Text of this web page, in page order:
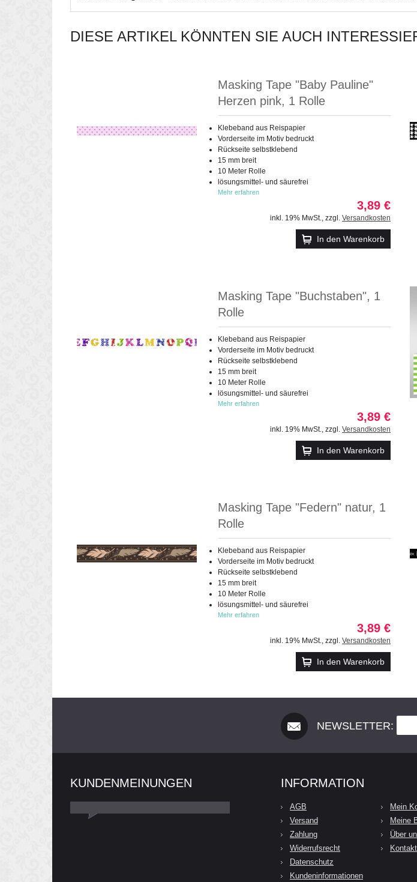
DIESE ARTIKEL KÖNNTEN SIE AUCH
Masking Tape "Baby Pauline"
Herzen pink, 1 Rolle
Klebeband aus Reispapier
Vorderseite im Motiv bedruckt
Rückseite selbstklebend
15 mm breit
10 Meter Rolle
lösungsmittel- und säurefrei
Mehr erfahren
3,89 €
inkl. 19% MwSt., zzgl. Versandkosten
In den Warenkorb
Masking Tape "Buchstaben", 1
Rolle
Klebeband aus Reispapier
Vorderseite im Motiv bedruckt
Rückseite selbstklebend
15 mm breit
10 Meter Rolle
lösungsmittel- und säurefrei
Mehr erfahren
3,89 €
inkl. 19% MwSt., zzgl. Versandkosten
In den Warenkorb
Masking Tape "Federn" natur, 1
Rolle
Klebeband aus Reispapier
Vorderseite im Motiv bedruckt
Rückseite selbstklebend
15 mm breit
10 Meter Rolle
lösungsmittel- und säurefrei
Mehr erfahren
3,89 €
inkl. 19% MwSt., zzgl. Versandkosten
In den Warenkorb
NEWSLETTER:
KUNDENMEINUNGEN INFORMATION
AGB
Versand
Zahlung
Widerrufsrecht
Datenschutz
Kundeninformationen
Mein
Meine
Über
Kontakt